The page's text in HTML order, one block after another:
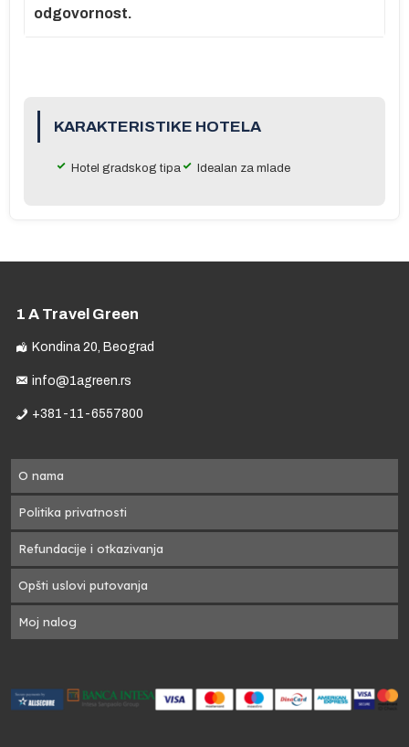
odgovornost.
KARAKTERISTIKE HOTELA
Hotel gradskog tipa Idealan za mlade
1 A Travel Green
Kondina 20, Beograd
info@1agreen.rs
+381-11-6557800
O nama
Politika privatnosti
Refundacije i otkazivanja
Opšti uslovi putovanja
Moj nalog